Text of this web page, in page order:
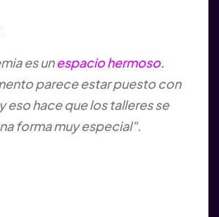
es unespacio hermoso.
parece estar puesto con
eso hace que los talleres se
forma muy especial".